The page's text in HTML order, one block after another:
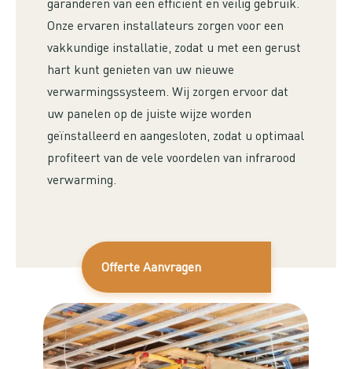
Onze ervaren installateurs zorgen voor een
vakkundige installatie, zodat u met een gerust
hart kunt genieten van uw nieuwe
verwarmingssysteem. Wij zorgen ervoor dat
uw panelen op de juiste wijze worden
geïnstalleerd en aangesloten, zodat u optimaal
profiteert van de vele voordelen van infrarood
verwarming.
Offerte Aanvragen